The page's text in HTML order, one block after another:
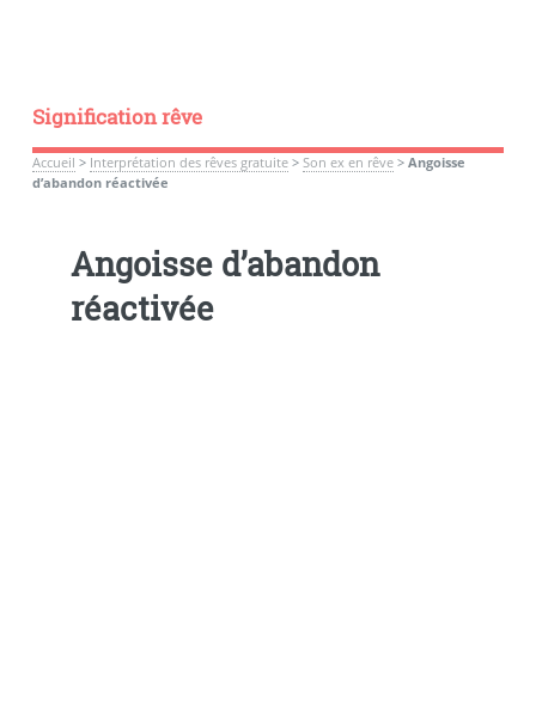
Signification rêve
Accueil > Interprétation des rêves gratuite> Son ex en rêve> Angoisse
d’abandon réactivée
Angoisse d’abandon
réactivée